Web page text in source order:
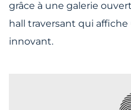
grâce à une galerie
hall traversant qui affiche
innovant.